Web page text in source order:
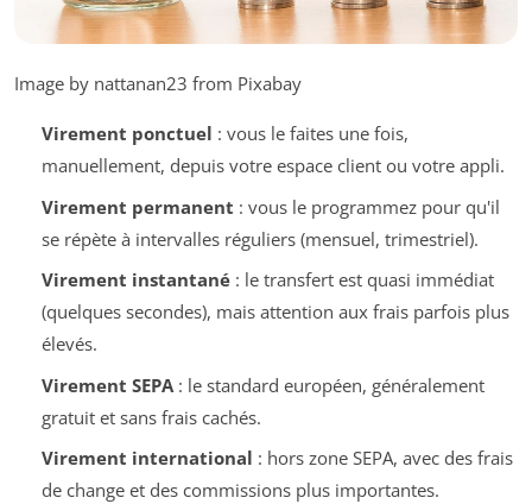
Image by nattanan23 from Pixabay
Virement ponctuel : vous le faites une fois,
manuellement, depuis votre espace client ou votre appli.
Virement permanent : vous le programmez pour qu'il
se répète à intervalles réguliers (mensuel, trimestriel).
Virement instantané: le transfert est quasi immédiat
(quelques secondes), mais attention aux frais parfois plus
élevés.
Virement SEPA: le standard européen, généralement
gratuit et sans frais cachés.
Virement international : hors zone SEPA, avec des frais
de change et des commissions plus importantes.